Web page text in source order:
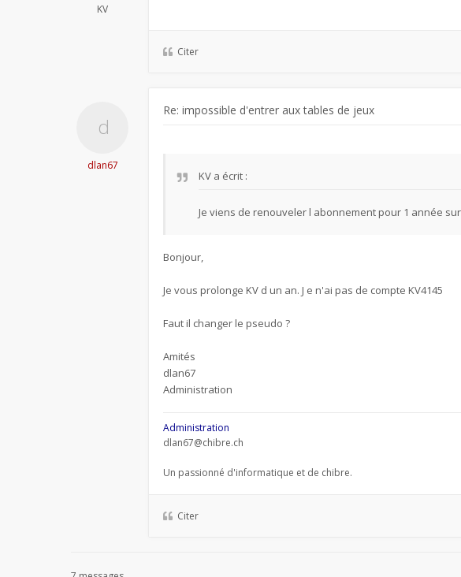
KV
Citer
dlan67
Re: impossible d'entrer aux tables de jeux
KV a écrit :
Je viens de renouveler l abonnement pour 1 année
Bonjour,
Je vous prolonge KV d un an. J e n'ai pas de compte KV4145
Faut il changer le pseudo ?
Amités
dlan67
Administration
Administration
dlan67@chibre.ch
Un passionné d'informatique et de chibre.
Citer